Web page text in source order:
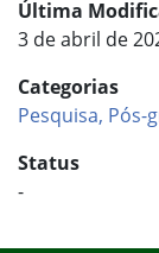
Última
3 de abril de
Categorias
Pesquisa, Pós-
Status
-